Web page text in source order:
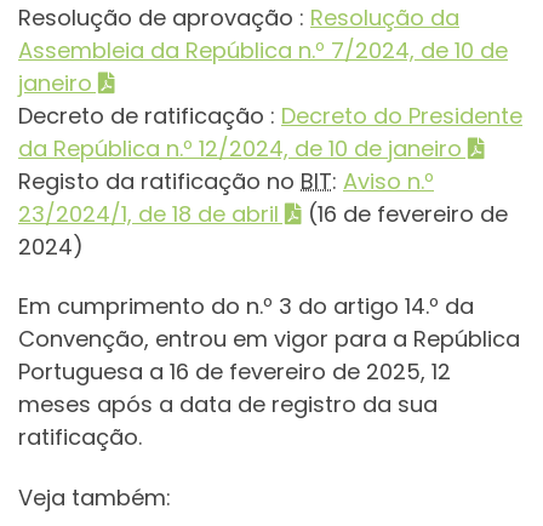
Resolução de aprovação : Resolução da
Assembleia da República n.º 7/2024, de 10 de
janeiro
Decreto de ratificação : Decreto do Presidente
da República n.º 12/2024, de 10 de janeiro
Registo da ratificação no BIT: Aviso n.º
23/2024/1, de 18 de abril
(16 de fevereiro de
2024)
Em cumprimento do n.º 3 do artigo 14.º da
Convenção, entrou em vigor para a República
Portuguesa a 16 de fevereiro de 2025, 12
meses após a data de registro da sua
ratificação.
Veja também: